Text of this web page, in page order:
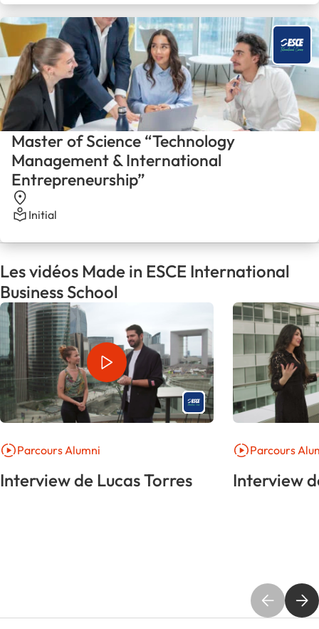
Master of Science “Technology
Management & International
Entrepreneurship”
Initial
Les vidéos Made in ESCE International
Business School
Interview de Lucas Torres
Parcours Alumni
Interview
Parcours